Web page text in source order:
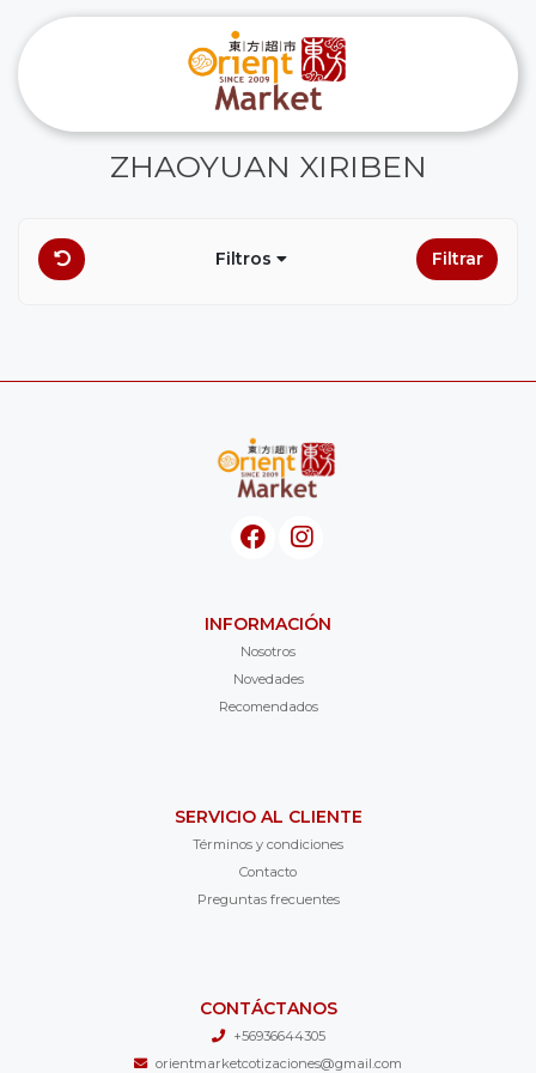
ZHAOYUAN XIRIBEN
Filtros Filtrar
INFORMACIÓN
Nosotros
Novedades
Recomendados
SERVICIO AL CLIENTE
Términos y condiciones
Contacto
Preguntas frecuentes
CONTÁCTANOS
+56936644305
orientmarketcotizaciones@gmail.com